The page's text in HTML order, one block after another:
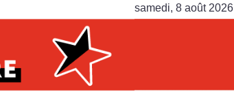
samedi, 8 août 2026